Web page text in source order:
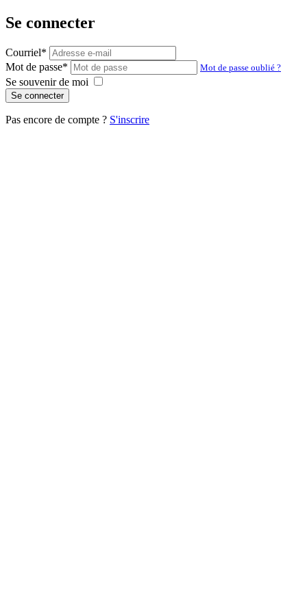
Se connecter
Courriel*
Mot de passe* Mot de passe oublié ?
Se souvenir de moi
Se connecter
Pas encore de compte ? S'inscrire